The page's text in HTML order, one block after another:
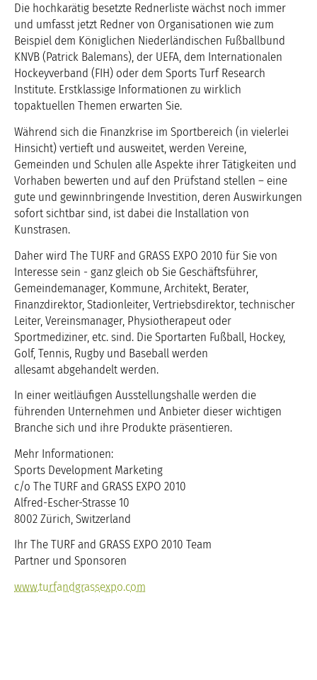
Die hochkarätig besetzte Rednerliste wächst noch immer
und umfasst jetzt Redner von Organisationen wie zum
Beispiel dem Königlichen Niederländischen Fußballbund
KNVB (Patrick Balemans), der UEFA, dem Internationalen
Hockeyverband (FIH) oder dem Sports Turf Research
Institute. Erstklassige Informationen zu wirklich
topaktuellen Themen erwarten Sie.
Während sich die Finanzkrise im Sportbereich (in vielerlei
Hinsicht) vertieft und ausweitet, werden Vereine,
Gemeinden und Schulen alle Aspekte ihrer Tätigkeiten und
Vorhaben bewerten und auf den Prüfstand stellen – eine
gute und gewinnbringende Investition, deren Auswirkungen
sofort sichtbar sind, ist dabei die Installation von
Kunstrasen.
Daher wird The TURF and GRASS EXPO 2010 für Sie von
Interesse sein - ganz gleich ob Sie Geschäftsführer,
Gemeindemanager, Kommune, Architekt, Berater,
Finanzdirektor, Stadionleiter, Vertriebsdirektor, technischer
Leiter, Vereinsmanager, Physiotherapeut oder
Sportmediziner, etc. sind. Die Sportarten Fußball, Hockey,
Golf, Tennis, Rugby und Baseball werden
allesamt abgehandelt werden.
In einer weitläufigen Ausstellungshalle werden die
führenden Unternehmen und Anbieter dieser wichtigen
Branche sich und ihre Produkte präsentieren.
Mehr Informationen:
Sports Development Marketing
c/o The TURF and GRASS EXPO 2010
Alfred-Escher-Strasse 10
8002 Zürich, Switzerland
Ihr The TURF and GRASS EXPO 2010 Team
Partner und Sponsoren
www.turfandgrassexpo.com